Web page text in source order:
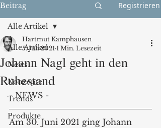
Beitrag Registrieren
Alle Artikel
News
Konzepte
Trends
Produkte
Alle Artikel
Johann Nagl geht in den
Ruhestand
Hartmut Kamphausen
5. Juli 2021 1 Min. Lesezeit
- NEWS -
Am 30. Juni 2021 ging Johann